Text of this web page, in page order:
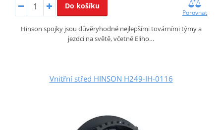
Do košíku
Porovnat
Hinson spojky jsou důvěryhodné nejlepšími továrními týmy a
jezdci na světě, včetně Eliho…
Vnitřní střed HINSON H249-IH-0116